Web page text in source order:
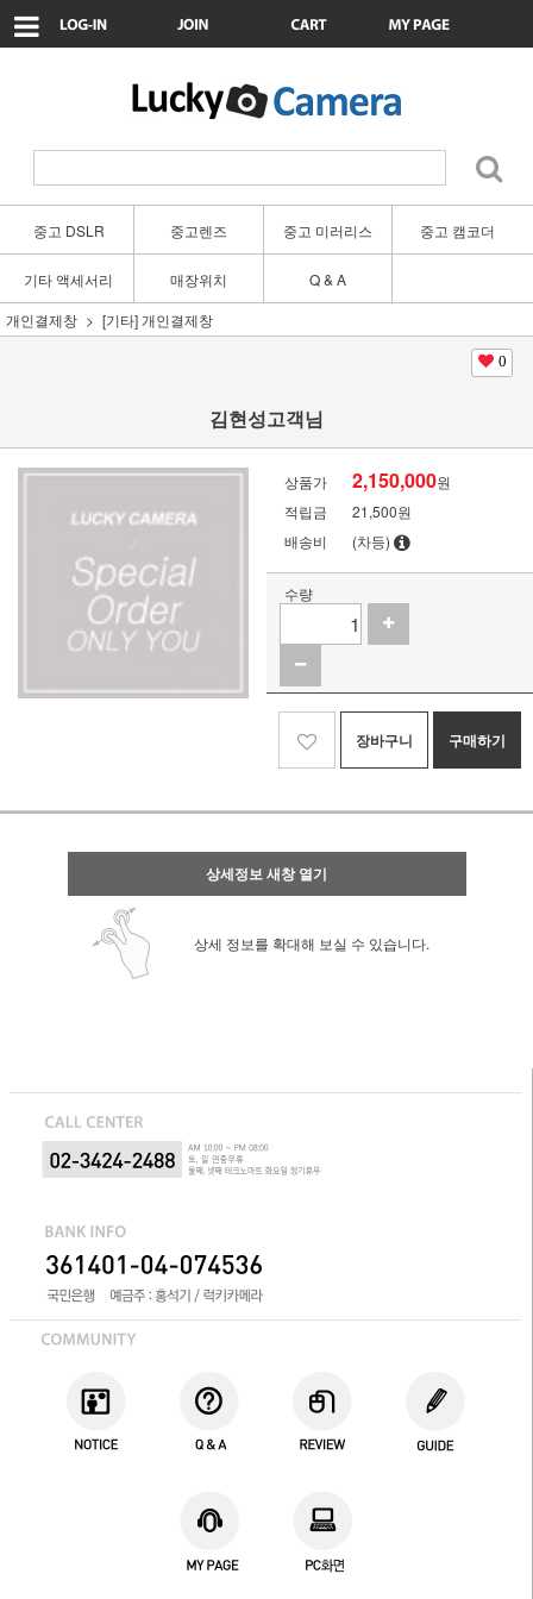
중고 DSLR 중고렌즈 중고 미러리스 중고 캠코더
기타 액세서리 매장위치
Q & A
개인결제창
[기타] 개인결제창
0
김현성고객님
상품가 2,150,000원
적립금
21,500원
배송비
(차등)
수량
장바구니 구매하기
상세정보 새창 열기
상세 정보를 확대해 보실 수 있습니다.